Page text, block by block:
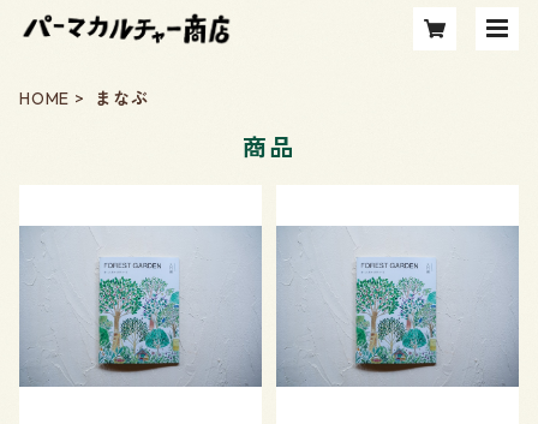
HOME まなぶ
商品